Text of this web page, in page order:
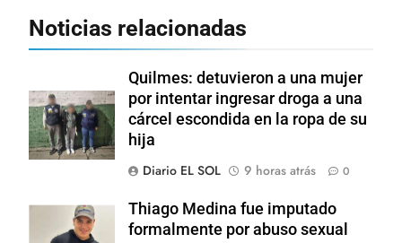
Noticias relacionadas
Quilmes: detuvieron a una mujer
por intentar ingresar droga a una
cárcel escondida en la ropa de su
hija
Diario EL SOL
9 horas atrás 0
Thiago Medina fue imputado
formalmente por abuso sexual